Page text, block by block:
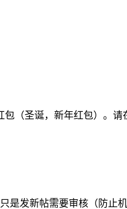
（圣诞，新年红包）。
是发新帖需要审核（防